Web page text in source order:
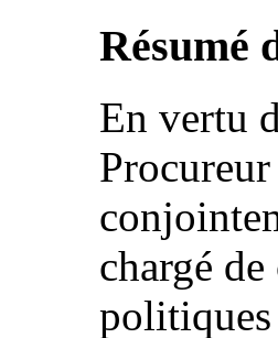
Résumé
En vertu
chargé
politiques